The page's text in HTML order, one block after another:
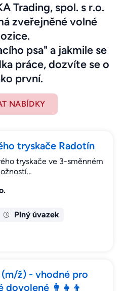
Trading, spol. s r.o.
zveřejněné volné
psa" a jakmile se
práce, dozvíte se o
první.
NABÍDKY
tryskače Radotín
tryskače ve 3-směnném
Plný úvazek
ž) - vhodné pro
dovolené 👩‍👧‍👦